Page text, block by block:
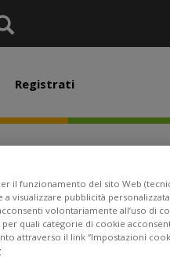
Registrati
3
il funzionamento del sito Web
visualizzare pubblicità personalizzata
volontariamente all’uso di
quali categorie di cookie
attraverso il link “Impostazioni